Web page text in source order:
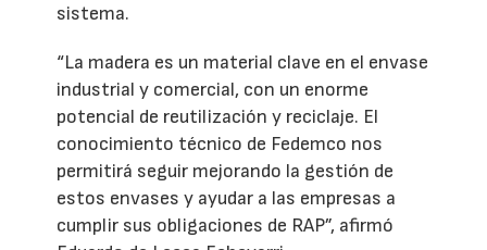
sistema.
“La madera es un material clave en el envase
industrial y comercial, con un enorme
potencial de reutilización y reciclaje. El
conocimiento técnico de Fedemco nos
permitirá seguir mejorando la gestión de
estos envases y ayudar a las empresas a
cumplir sus obligaciones de RAP”, afirmó